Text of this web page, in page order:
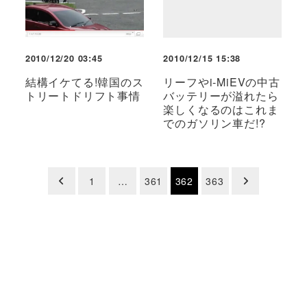
2010/12/20 03:45
結構イケてる!韓国のス
トリートドリフト事情
2010/12/15 15:38
リーフやi-MiEVの中古
バッテリーが溢れたら
楽しくなるのはこれま
でのガソリン車だ!?
1 … 361 362 363